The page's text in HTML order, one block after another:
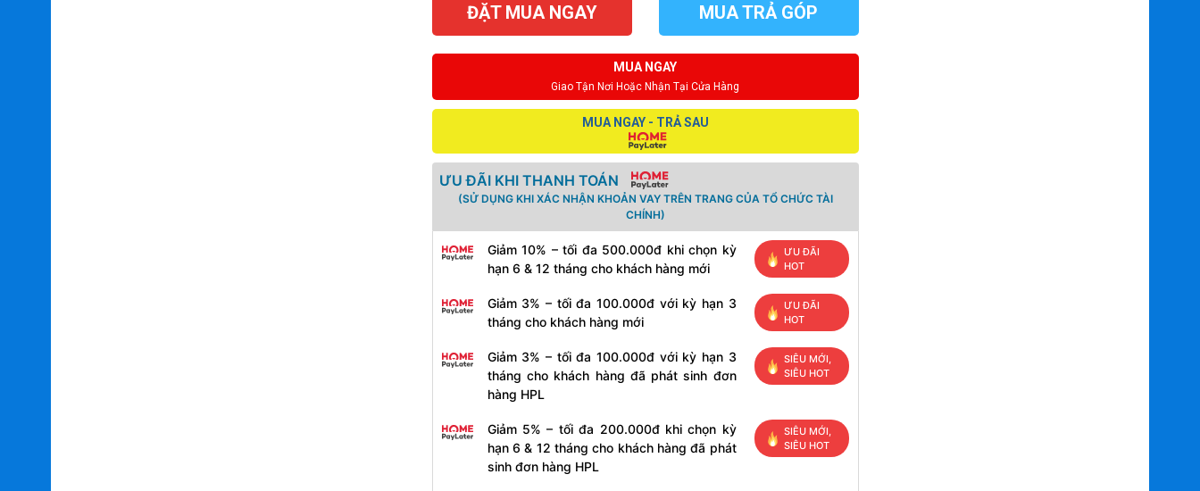
ĐẶT MUA NGAY MUA TRẢ GÓP
MUA NGAY
Giao Tận Nơi Hoặc Nhận Tại Cửa Hàng
MUA NGAY - TRẢ SAU
ƯU ĐÃI KHI THANH TOÁN
(SỬ DỤNG KHI XÁC NHẬN KHOẢN VAY TRÊN TRANG CỦA TỔ CHỨC TÀI
CHÍNH)
Giảm 10% – tối đa 500.000đ khi chọn kỳ
hạn 6 & 12 tháng cho khách hàng mới
ƯU ĐÃI
HOT
Giảm 3% – tối đa 100.000đ với kỳ hạn 3
tháng cho khách hàng mới
ƯU ĐÃI
HOT
Giảm 3% – tối đa 100.000đ với kỳ hạn 3
tháng cho khách hàng đã phát sinh đơn
hàng HPL
SIÊU MỚI,
SIÊU HOT
Giảm 5% – tối đa 200.000đ khi chọn kỳ
hạn 6 & 12 tháng cho khách hàng đã phát
sinh đơn hàng HPL
SIÊU MỚI,
SIÊU HOT